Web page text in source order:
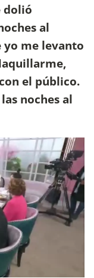
dolió
al
yo me levanto
el público.
noches al